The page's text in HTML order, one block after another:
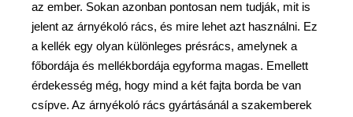
az ember. Sokan azonban pontosan nem tudják, mit is
jelent az árnyékoló rács, és mire lehet azt használni. Ez
a kellék egy olyan különleges présrács, amelynek a
főbordája és mellékbordája egyforma magas. Emellett
érdekesség még, hogy mind a két fajta borda be van
csípve. Az árnyékoló rács gyártásánál a szakemberek